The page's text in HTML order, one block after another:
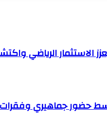
وسط حضور جماهيري